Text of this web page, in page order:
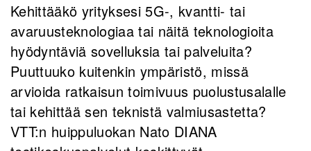
Kehittääkö yrityksesi 5G-, kvantti- tai
avaruusteknologiaa tai näitä teknologioita
hyödyntäviä sovelluksia tai palveluita?
Puuttuuko kuitenkin ympäristö, missä
arvioida ratkaisun toimivuus puolustusalalle
tai kehittää sen teknistä valmiusastetta?
VTT:n huippuluokan Nato DIANA